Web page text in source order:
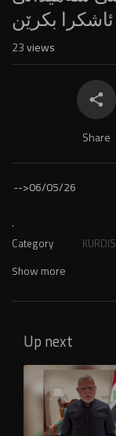
بکرێن
23views
Share
-->06/05/26
.
Category
Show more
Up next